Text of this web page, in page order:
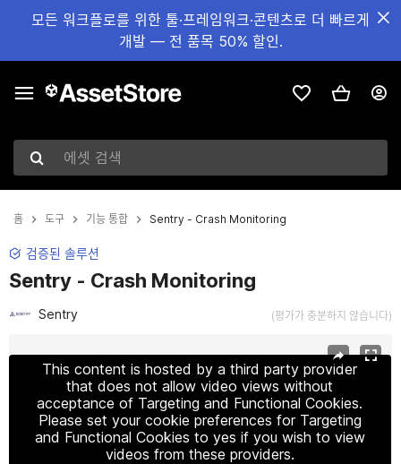
모든 워크플로를 위한 툴·프레임워크·콘텐츠로 더 빠르게
개발 — 전 품목 50% 할인.
에셋 검색
홈 도구 기능 통합 Sentry - Crash Monitoring
검증된 솔루션
Sentry - Crash Monitoring
Sentry (평가가 충분하지 않습니다)
This content is hosted by a third party provider
that does not allow video views without
acceptance of Targeting and Functional Cookies.
Please set your cookie preferences for Targeting
and Functional Cookies to yes if you wish to view
videos from these providers.